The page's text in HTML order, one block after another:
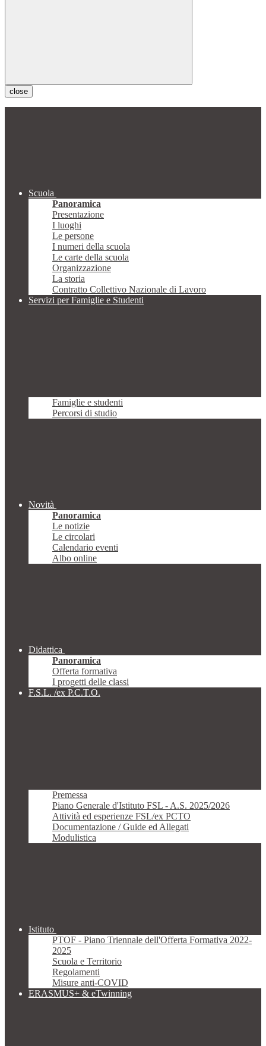
close
Scuola
Panoramica
Presentazione
I luoghi
Le persone
I numeri della scuola
Le carte della scuola
Organizzazione
La storia
Contratto Collettivo Nazionale di Lavoro
Servizi per Famiglie e Studenti
Famiglie e studenti
Percorsi di studio
Novità
Panoramica
Le notizie
Le circolari
Calendario eventi
Albo online
Didattica
Panoramica
Offerta formativa
I progetti delle classi
F.S.L. /ex P.C.T.O.
Premessa
Piano Generale d'Istituto FSL - A.S. 2025/2026
Attività ed esperienze FSL/ex PCTO
Documentazione / Guide ed Allegati
Modulistica
Istituto
PTOF - Piano Triennale dell'Offerta Formativa 2022-
2025
Scuola e Territorio
Regolamenti
Misure anti-COVID
ERASMUS+ & eTwinning